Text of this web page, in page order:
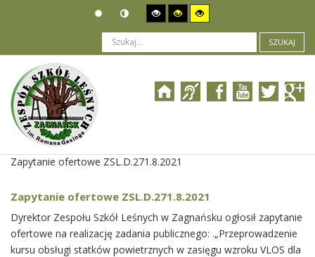
SZUKAJ
Jesteś tutaj: Zamówienia publiczne
Wszczęcie postępowania
Zapytanie ofertowe ZSL.D.271.8.2021
Zapytanie ofertowe ZSL.D.271.8.2021
Dyrektor Zespołu Szkół Leśnych w Zagnańsku ogłosił zapytanie
ofertowe na realizację zadania publicznego: .„Przeprowadzenie
kursu obsługi statków powietrznych w zasięgu wzroku VLOS dla